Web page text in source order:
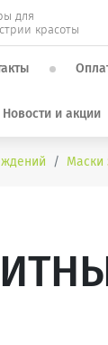
для
красоты
Новости и акции
Маски